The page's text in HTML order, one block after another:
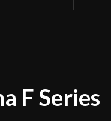
F Series